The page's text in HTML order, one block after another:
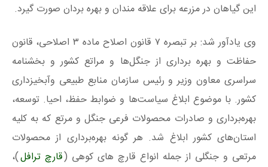
این گیاهان در مزرعه برای علاقه مندان و بهره بردان صورت گیرد.
وی یادآور شد: بر تبصره ۷ قانون اصلاح ماده ۳ اصلاحی، قانون
حفاظت و بهره برداری از جنگل‌ها و مراتع کشور و بخشنامه
سراسری معاون وزیر و رئیس سازمان منابع طبیعی وآبخیزداری
کشور. با موضوع ابلاغ سیاست‌ها و ضوابط حفظ، احیا. توسعه،
بهره‌برداری و صادرات محصولات فرعی جنگل و مرتع که به کلیه
استان‌های کشور ابلاغ شد. هر گونه بهره‌برداری از محصولات
مرتعی و جنگلی از جمله انواع قارچ های کوهی (قارچ ترافل)،